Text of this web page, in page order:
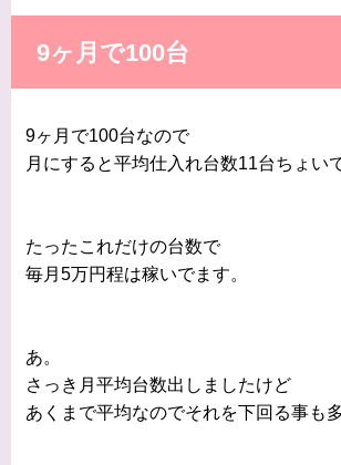
9ヶ月で100台
9ヶ月で100台なので
月にすると平均仕入れ台数11台ちょい
たったこれだけの台数で
毎月5万円程は稼いでます。
あ。
さっき月平均台数出しましたけど
あくまで平均なのでそれを下回る事も多